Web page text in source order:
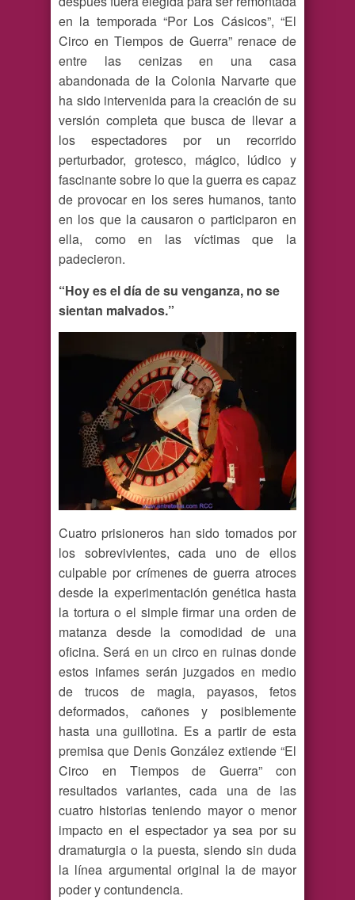
en la temporada “Por Los Cásicos”, “El
Circo en Tiempos de Guerra” renace de
entre las cenizas en una casa
abandonada de la Colonia Narvarte que
ha sido intervenida para la creación de su
versión completa que busca de llevar a
los espectadores por un recorrido
perturbador, grotesco, mágico, lúdico y
fascinante sobre lo que la guerra es capaz
de provocar en los seres humanos, tanto
en los que la causaron o participaron en
ella, como en las víctimas que la
padecieron.
“Hoy es el día de su venganza, no se
sientan malvados.”
Cuatro prisioneros han sido tomados por
los sobrevivientes, cada uno de ellos
culpable por crímenes de guerra atroces
desde la experimentación genética hasta
la tortura o el simple firmar una orden de
matanza desde la comodidad de una
oficina. Será en un circo en ruinas donde
estos infames serán juzgados en medio
de trucos de magia, payasos, fetos
deformados, cañones y posiblemente
hasta una guillotina. Es a partir de esta
premisa que Denis González extiende “El
Circo en Tiempos de Guerra” con
resultados variantes, cada una de las
cuatro historias teniendo mayor o menor
impacto en el espectador ya sea por su
dramaturgia o la puesta, siendo sin duda
la línea argumental original la de mayor
poder y contundencia.